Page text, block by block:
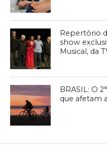
Repertório
show
Musical, da
BRASIL: O
que afetam